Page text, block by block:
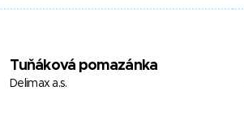
Tuňáková pomazánka
Delimax a.s.